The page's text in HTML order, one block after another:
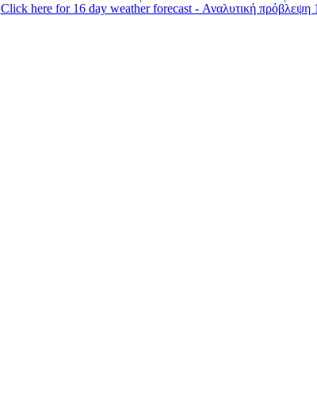
Click here for 16 day weather forecast - Αναλυτική πρόβλεψη